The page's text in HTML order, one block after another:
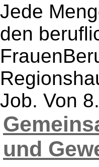
Jede
den
Job. Von
und